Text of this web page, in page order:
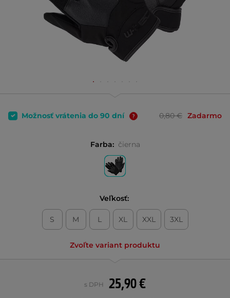
Možnosť vrátenia do 90 dní 0,80 € Zadarmo
Farba: čierna
Veľkosť:
S M L XL XXL 3XL
Zvoľte variant produktu
25,90 €
s DPH